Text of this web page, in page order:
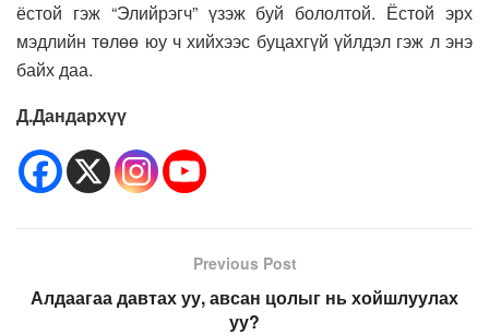
ёстой гэж “Элийрэгч” үзэж буй бололтой. Ёстой эрх
мэдлийн төлөө юу ч хийхээс буцахгүй үйлдэл гэж л энэ
байх даа.
Д.Дандархүү
Previous Post
Алдаагаа давтах уу, авсан цолыг нь хойшлуулах
уу?